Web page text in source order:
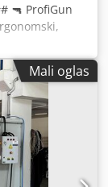
🔫 ProfiGun
Podesiva
na pištolju.
nabijanje svih
prsten za
udarce,
za prolaz
Mali oglas